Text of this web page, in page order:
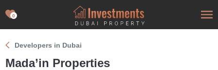
0
Developers in Dubai
Mada’in Properties